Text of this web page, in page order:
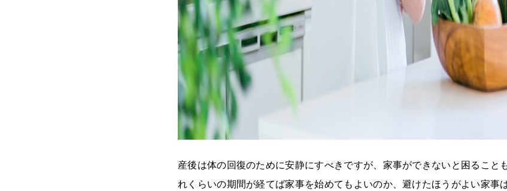
産後は体の回復のために安静にすべきですが、家事ができないと困ること
れくらいの期間が経てば家事を始めてもよいのか、避けたほうがよい家事